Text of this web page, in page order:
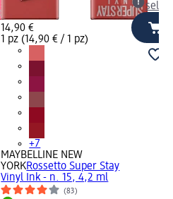
14,90 €
1 pz (14,90 € / 1 pz)
+7
MAYBELLINE NEW
YORKRossetto Super Stay
Vinyl Ink - n. 15, 4,2 ml
(83)